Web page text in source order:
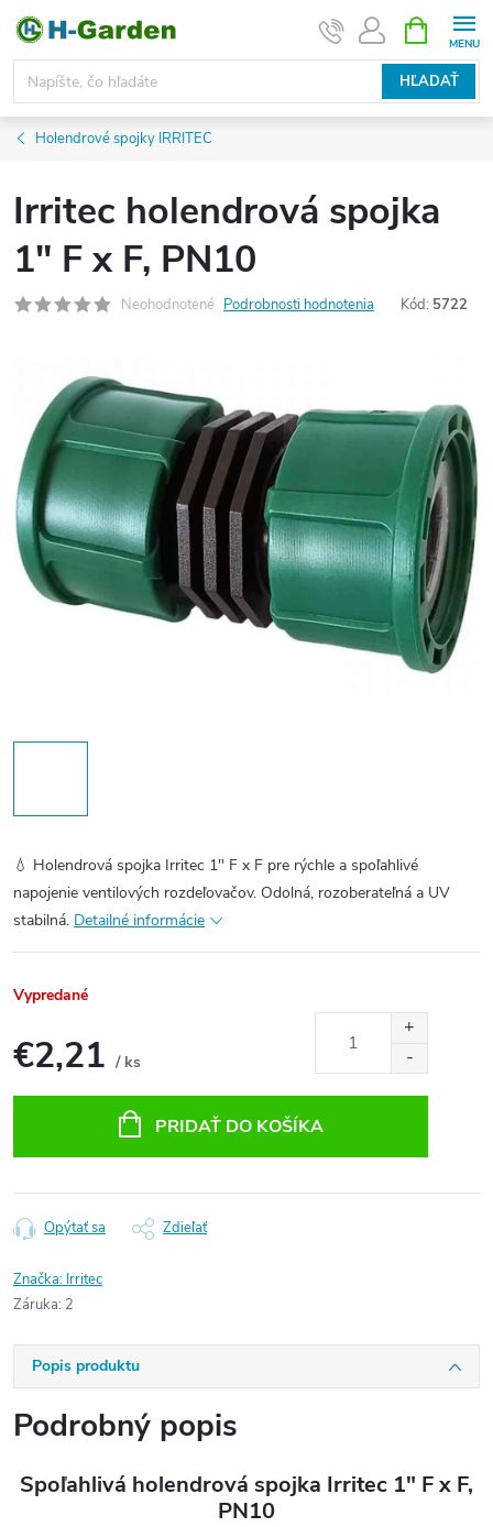
Prejsť
obsah
HĽADAŤ
KOŠÍK
Holendrové spojky IRRITEC
Irritec holendrová spojka
1" F x F, PN10
Neohodnotené Podrobnosti hodnotenia Kód: 5722
💧 Holendrová spojka Irritec 1" F x F pre rýchle a spoľahlivé
napojenie ventilových rozdeľovačov. Odolná, rozoberateľná a UV
stabilná. Detailné informácie
Vypredané
€2,21 / ks
PRIDAŤ DO KOŠÍKA
Opýtať sa Zdieľať
Značka: Irritec
Záruka: 2
Popis produktu
Podrobný popis
Spoľahlivá holendrová spojka Irritec 1" F x F,
PN10